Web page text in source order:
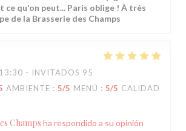
ce qu'on peut... Paris oblige ! À très
de la Brasserie des Champs
- INVITADOS 95
AMBIENTE : 5/5 MENÚ : 5/5 CALIDAD
Champs ha respondido a su opinión